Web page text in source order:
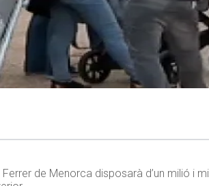
de Menorca disposarà d’un milió i